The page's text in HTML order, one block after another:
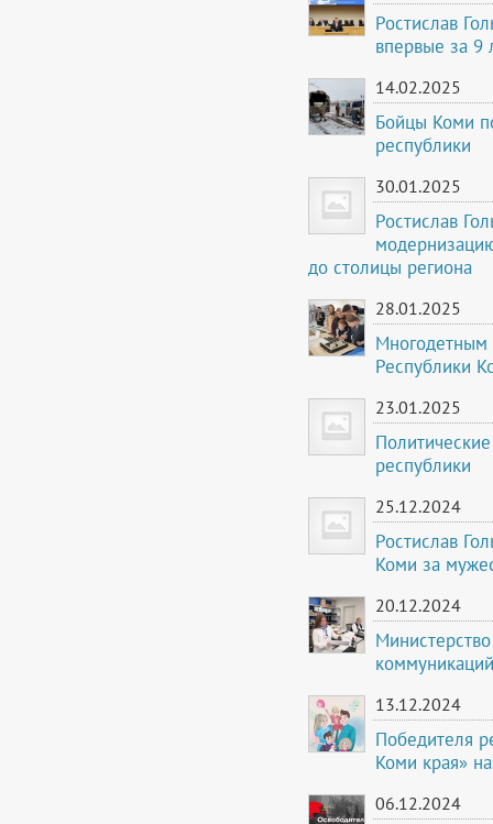
Ростислав
впервые за 9
14.02.2025
Бойцы Коми
республики
30.01.2025
Ростислав
до столицы региона
28.01.2025
Многодетным
Республики
23.01.2025
республики
25.12.2024
Ростислав
Коми за
20.12.2024
13.12.2024
Победителя
Коми края»
06.12.2024